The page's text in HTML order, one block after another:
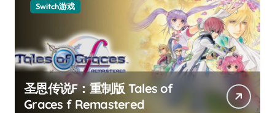
Switch游戏
圣恩传说F：重制版 Tales of
Graces f Remastered